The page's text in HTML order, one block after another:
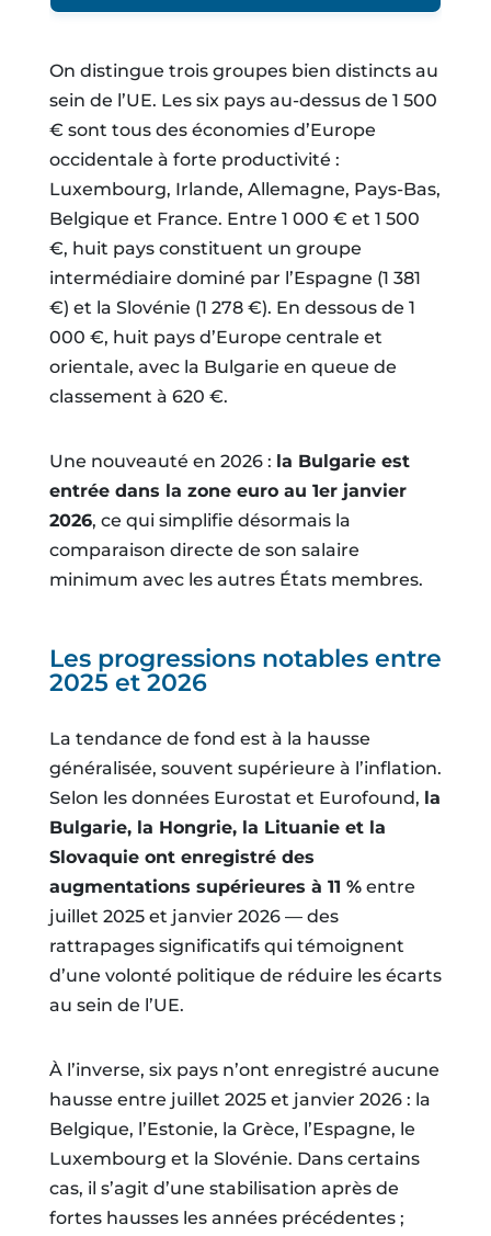
On distingue trois groupes bien distincts au
sein de l’UE. Les six pays au-dessus de 1 500
€ sont tous des économies d’Europe
occidentale à forte productivité :
Luxembourg, Irlande, Allemagne, Pays-Bas,
Belgique et France. Entre 1 000 € et 1 500
€, huit pays constituent un groupe
intermédiaire dominé par l’Espagne (1 381
€) et la Slovénie (1 278 €). En dessous de 1
000 €, huit pays d’Europe centrale et
orientale, avec la Bulgarie en queue de
classement à 620 €.
Une nouveauté en 2026 : la Bulgarie est
entrée dans la zone euro au 1er janvier
2026, ce qui simplifie désormais la
comparaison directe de son salaire
minimum avec les autres États membres.
Les progressions notables entre
2025 et 2026
La tendance de fond est à la hausse
généralisée, souvent supérieure à l’inflation.
Selon les données Eurostat et Eurofound, la
Bulgarie, la Hongrie, la Lituanie et la
Slovaquie ont enregistré des
augmentations supérieures à 11 %entre
juillet 2025 et janvier 2026 — des
rattrapages significatifs qui témoignent
d’une volonté politique de réduire les écarts
au sein de l’UE.
À l’inverse, six pays n’ont enregistré aucune
hausse entre juillet 2025 et janvier 2026 : la
Belgique, l’Estonie, la Grèce, l’Espagne, le
Luxembourg et la Slovénie. Dans certains
cas, il s’agit d’une stabilisation après de
fortes hausses les années précédentes ;